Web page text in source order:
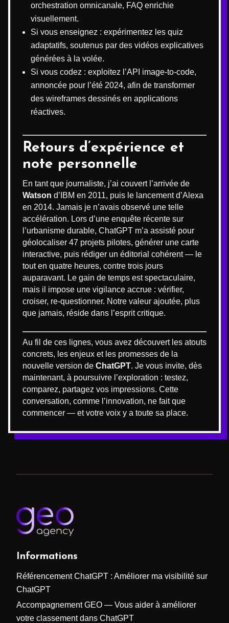
orchestration omnicanale, FAQ enrichie
visuellement.
Si vous enseignez : expérimentez les quiz
adaptatifs, soutenus par des vidéos explicatives
générées à la volée.
Si vous codez : exploitez l’API image-to-code,
annoncée pour l’été 2024, afin de transformer
des wireframes dessinés en applications
réactives.
Retours d’expérience et
note personnelle
En tant que journaliste, j’ai couvert l’arrivée de
Watson d’IBM en 2011, puis le lancement d’Alexa
en 2014. Jamais je n’avais observé une telle
accélération. Lors d’une enquête récente sur
l’urbanisme durable, ChatGPT m’a assisté pour
géolocaliser 47 projets pilotes, générer une carte
interactive, puis rédiger un éditorial cohérent — le
tout en quatre heures, contre trois jours
auparavant. Le gain de temps est spectaculaire,
mais il impose une vigilance accrue : vérifier,
croiser, re-questionner. Notre valeur ajoutée, plus
que jamais, réside dans l’esprit critique.
Au fil de ces lignes, vous avez découvert les atouts
concrets, les enjeux et les promesses de la
nouvelle version de ChatGPT. Je vous invite, dès
maintenant, à poursuivre l’exploration : testez,
comparez, partagez vos impressions. Cette
conversation, comme l’innovation, ne fait que
commencer — et votre voix y a toute sa place.
Informations
Référencement ChatGPT : Améliorer ma visibilité sur
ChatGPT
Accompagnement GEO — Vous aider à améliorer
votre classement dans ChatGPT